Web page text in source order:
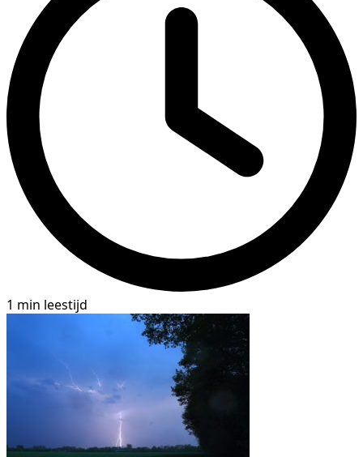
1 min leestijd